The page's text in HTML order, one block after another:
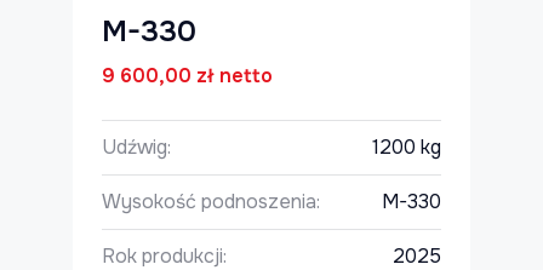
M-330
9 600,00 zł netto
Udźwig: 1200 kg
Wysokość podnoszenia: M-330
Rok produkcji: 2025